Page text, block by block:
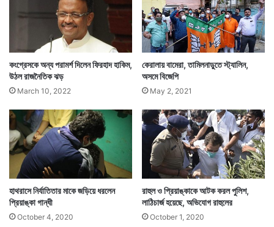
(সংবাদ সংস্থার সাহায্য নিয়ে লেখা)
কংগ্রেসকে অন্য পরামর্শ দিলেন ফিরহাদ হাকিম,
উঠল রাজনৈতিক ঝড়
March 10, 2022
কেরালায় বামেরা, তামিলনাড়ুতে স্ট্যালিন,
অসমে বিজেপি
May 2, 2021
হাথরাসে নির্যাতিতার মাকে জড়িয়ে ধরলেন
প্রিয়াঙ্কা গান্ধী
October 4, 2020
রাহুল ও প্রিয়াঙ্কাকে আটক করল পুলিশ,
লাঠিচার্জ হয়েছে, অভিযোগ রাহুলের
October 1, 2020